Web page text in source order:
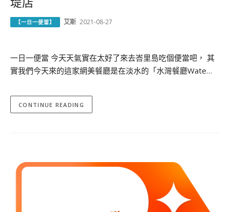
【一日一便當】 艾斯 2021-08-27
一日一便當 今天天氣實在太好了來去峇里島吃個便當吧， 其
實我們今天來的這家網美餐廳是在淡水的「水灣餐廳Wate…
CONTINUE READING